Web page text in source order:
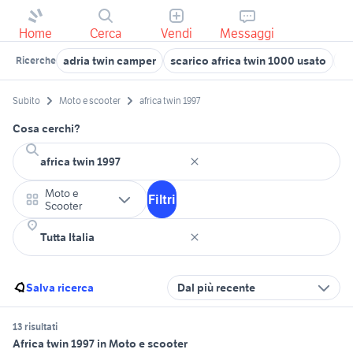
Home Cerca Vendi Messaggi
Ricerche adria twin camper scarico africa twin 1000 usato
Subito Moto e scooter africa twin 1997
Cosa cerchi?
Moto e
Scooter
Filtri
Salva ricerca Dal più recente
13 risultati
Africa twin 1997 in Moto e scooter